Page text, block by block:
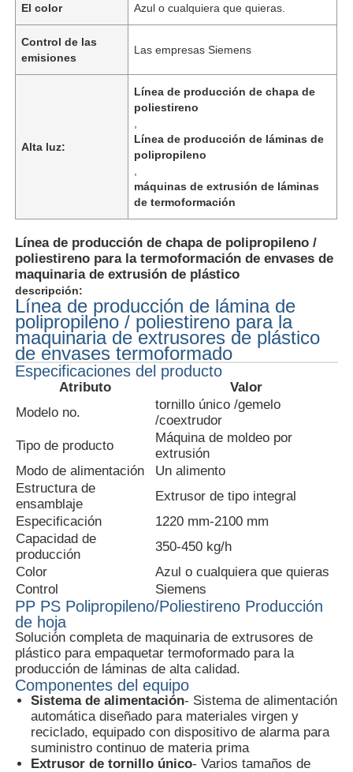
Inicio
Productos
Sobre nosotros
Visita a la fábrica
Control de calidad
Contáctenos
Noticias
Casos
Solicitar una cotización
línea de la protuberancia de la hoja del animal
El color Azul o cualquiera que quieras.
Control de las
emisiones
Las empresas Siemens
Alta luz:
Línea de producción de chapa de
poliestireno
Línea de producción de láminas de
polipropileno
máquinas de extrusión de láminas
de termoformación
Línea de producción de chapa de polipropileno /
poliestireno para la termoformación de envases de
maquinaria de extrusión de plástico
descripción:
Línea de producción de lámina de
polipropileno / poliestireno para la
maquinaria de extrusores de plástico
de envases termoformado
Especificaciones del producto
Atributo
Valor
Modelo no.
tornillo único /gemelo
/coextrudor
Tipo de producto
Máquina de moldeo por
extrusión
Modo de alimentación
Un alimento
Estructura de
ensamblaje
Extrusor de tipo integral
Especificación
1220 mm-2100 mm
Capacidad de
producción
350-450 kg/h
Color
Azul o cualquiera que quieras
Control
Siemens
PP PS Polipropileno/Poliestireno Producción
de hoja
Solución completa de maquinaria de extrusores de
plástico para empaquetar termoformado para la
producción de láminas de alta calidad.
Componentes del equipo
Sistema de alimentación- Sistema de alimentación
automática diseñado para materiales virgen y
reciclado, equipado con dispositivo de alarma para
suministro continuo de materia prima
Extrusor de tornillo único- Varios tamaños de